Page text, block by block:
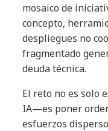
mosaico de
concepto,
despliegues no
fragmentado
deuda técnica.
El reto no es solo
IA—es poner
esfuerzos